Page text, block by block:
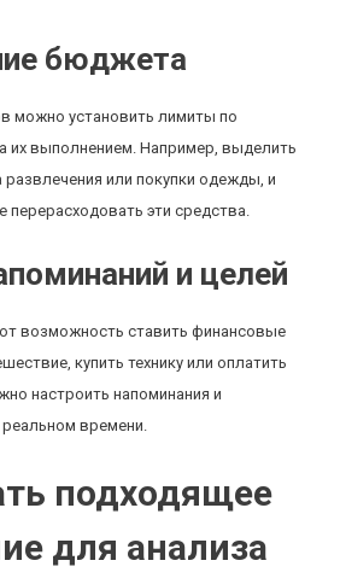
бюджета
можно установить лимиты по
их выполнением. Например, выделить
или покупки одежды, и
эти средства.
и целей
возможность ставить финансовые
купить технику или оплатить
настроить напоминания и
времени.
подходящее
для анализа